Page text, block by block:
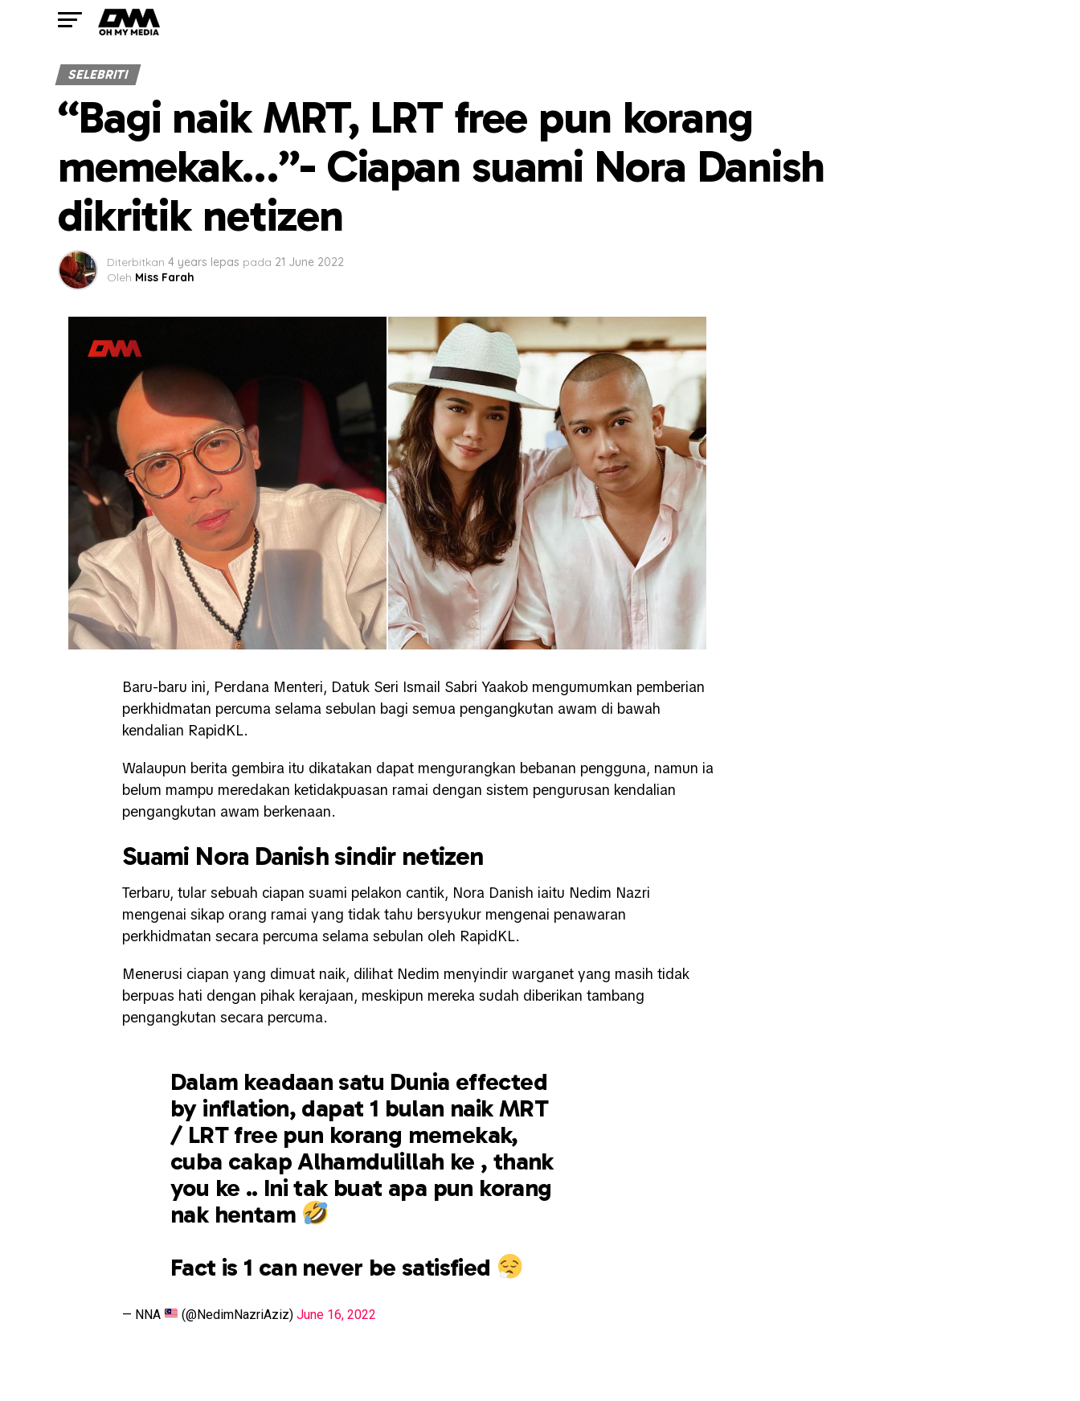
SELEBRITI
“Bagi naik MRT, LRT free pun korang
memekak…”- Ciapan suami Nora Danish
dikritik netizen
Diterbitkan 4 years lepas pada 21 June 2022
Oleh Miss Farah
Baru-baru ini, Perdana Menteri, Datuk Seri Ismail Sabri Yaakob mengumumkan pemberian
perkhidmatan percuma selama sebulan bagi semua pengangkutan awam di bawah
kendalian RapidKL.
Walaupun berita gembira itu dikatakan dapat mengurangkan bebanan pengguna, namun ia
belum mampu meredakan ketidakpuasan ramai dengan sistem pengurusan kendalian
pengangkutan awam berkenaan.
Suami Nora Danish sindir netizen
Terbaru, tular sebuah ciapan suami pelakon cantik, Nora Danish iaitu Nedim Nazri
mengenai sikap orang ramai yang tidak tahu bersyukur mengenai penawaran
perkhidmatan secara percuma selama sebulan oleh RapidKL.
Menerusi ciapan yang dimuat naik, dilihat Nedim menyindir warganet yang masih tidak
berpuas hati dengan pihak kerajaan, meskipun mereka sudah diberikan tambang
pengangkutan secara percuma.
Dalam keadaan satu Dunia effected
by inflation, dapat 1 bulan naik MRT
/ LRT free pun korang memekak,
cuba cakap Alhamdulillah ke , thank
you ke .. Ini tak buat apa pun korang
nak hentam
Fact is 1 can never be satisfied
— NNA (@NedimNazriAziz)June 16, 2022